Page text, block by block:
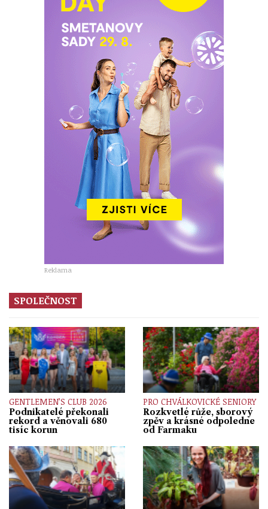
Reklama
SPOLEČNOST
GENTLEMEN’S CLUB 2026
Podnikatelé překonali
rekord a věnovali 680
tisíc korun
PRO CHVÁLKOVICKÉ SENIORY
Rozkvetlé růže, sborový
zpěv a krásné odpoledne
od Farmaku